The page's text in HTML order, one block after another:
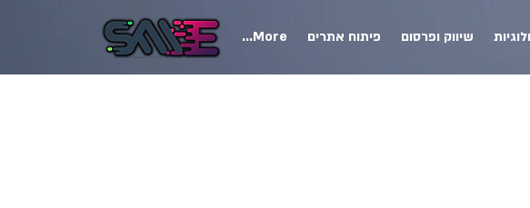
שיווק ופרסום פיתוח אתרים More...